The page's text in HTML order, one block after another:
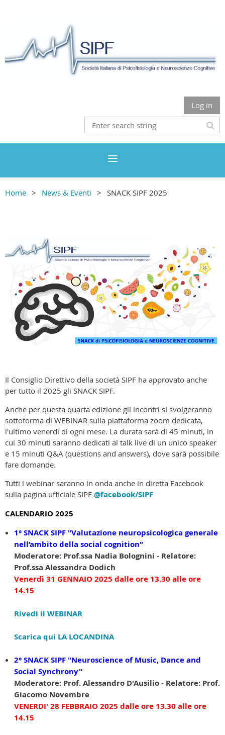
Log in
Home News & Eventi SNACK SIPF 2025
Il Consiglio Direttivo della società SIPF ha approvato anche
per tutto il 2025 gli SNACK SIPF.
Anche per questa quarta edizione gli incontri si svolgeranno
sottoforma di WEBINAR sulla piattaforma zoom dedicata,
l'ultimo venerdì di ogni mese. La durata sarà di 45 minuti, in
cui 30 minuti saranno dedicati al talk live di un unico speaker
e 15 minuti Q&A (questions and answers), dove sarà possibile
fare domande.
Tutti i webinar saranno in onda anche in diretta Facebook
sulla pagina ufficiale SIPF @facebook/SIPF
CALENDARIO 2025
1° SNACK SIPF "Valutazione neuropsicologica generale
nell’ambito della social cognition"
Moderatore: Prof.ssa Nadia Bolognini - Relatore:
Prof.ssa Alessandra Dodich
Venerdì 31 GENNAIO 2025 dalle ore 13.30 alle ore
14.15
Rivedi il WEBINAR
Scarica qui LA LOCANDINA
2° SNACK SIPF "Neuroscience of Music, Dance and
Social Synchrony"
Moderatore: Prof. Alessandro D'Ausilio - Relatore: Prof.
Giacomo Novembre
VENERDI' 28 FEBBRAIO 2025 dalle ore 13.30 alle ore
14.15